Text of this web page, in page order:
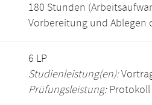
180 Stunden
Vorbereitung und Ablegen
6 LP
Studienleistung(en):
Prüfungsleistung:Protokoll